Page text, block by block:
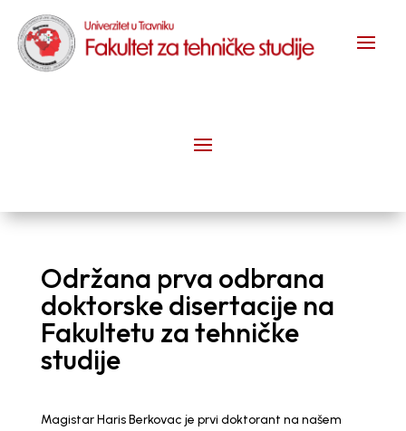
Održana prva odbrana
doktorske disertacije na
Fakultetu za tehničke
studije
Magistar Haris Berkovac je prvi doktorant na našem